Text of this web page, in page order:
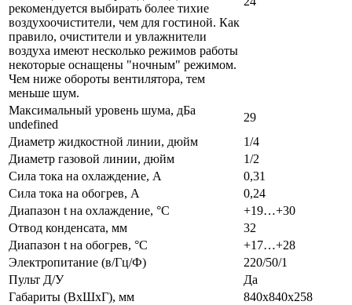
рекомендуется выбирать более тихие
воздухоочистители, чем для гостиной. Как
правило, очистители и увлажнители
воздуха имеют несколько режимов работы
некоторые оснащены "ночным" режимом.
Чем ниже обороты вентилятора, тем
меньше шум.
Максимальный уровень шума, дБа
undefined
29
Диаметр жидкостной линии, дюйм
1/4
Диаметр газовой линии, дюйм
1/2
Сила тока на охлаждение, А
0,31
Сила тока на обогрев, А
0,24
Диапазон t на охлаждение, °С
+19…+30
Отвод конденсата, мм
32
Диапазон t на обогрев, °С
+17…+28
Электропитание (в/Гц/Ф)
220/50/1
Пульт Д/У
Да
Габариты (ВxШxГ), мм
840x840x258